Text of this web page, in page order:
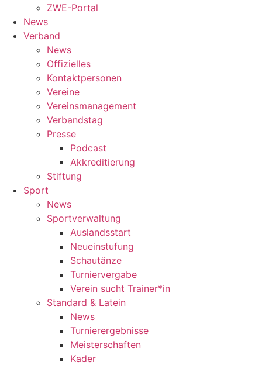
ZWE-Portal
News
Verband
News
Offizielles
Kontaktpersonen
Vereine
Vereinsmanagement
Verbandstag
Presse
Podcast
Akkreditierung
Stiftung
Sport
News
Sportverwaltung
Auslandsstart
Neueinstufung
Schautänze
Turniervergabe
Verein sucht Trainer*in
Standard & Latein
News
Turnierergebnisse
Meisterschaften
Kader